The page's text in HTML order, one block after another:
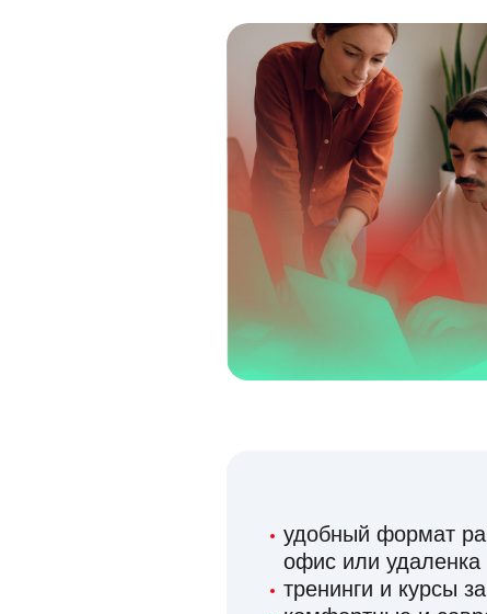
удобный формат
офис или удаленка
тренинги и курсы